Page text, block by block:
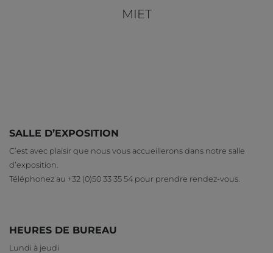
MIET
SALLE D’EXPOSITION
C’est avec plaisir que nous vous accueillerons dans notre salle
d’exposition.
Téléphonez au +32 (0)50 33 35 54 pour prendre rendez-vous.
HEURES DE BUREAU
Lundi à jeudi